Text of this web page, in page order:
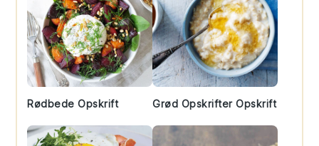
Rødbede Opskrift Grød Opskrifter Opskrift